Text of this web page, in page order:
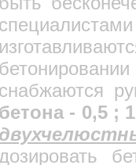
снабжаются
бетона - 0,5 ;